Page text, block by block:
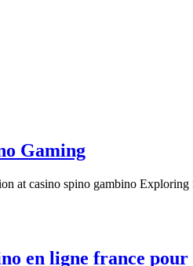
Gaming
at casino spino gambino
en ligne france pour